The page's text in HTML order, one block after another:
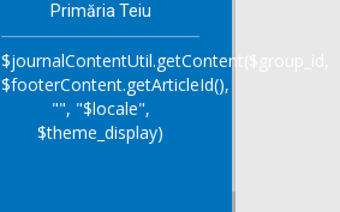
Primăria Teiu
$journalContentUtil.getContent($group_id,
$footerContent.getArticleId(),
"", "$locale",
$theme_display)